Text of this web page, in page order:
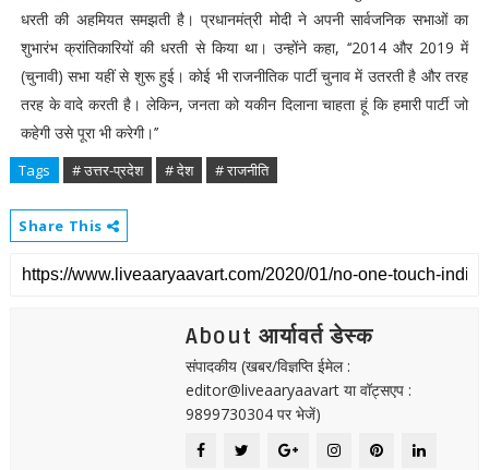
धरती की अहमियत समझती है। प्रधानमंत्री मोदी ने अपनी सार्वजनिक सभाओं का
शुभारंभ क्रांतिकारियों की धरती से किया था। उन्होंने कहा, ‘‘2014 और 2019 में
(चुनावी) सभा यहीं से शुरू हुई। कोई भी राजनीतिक पार्टी चुनाव में उतरती है और तरह
तरह के वादे करती है। लेकिन, जनता को यकीन दिलाना चाहता हूं कि हमारी पार्टी जो
कहेगी उसे पूरा भी करेगी।’’
Tags # उत्तर-प्रदेश # देश # राजनीति
Share This
About आर्यावर्त डेस्क
संपादकीय (खबर/विज्ञप्ति ईमेल :
editor@liveaaryaavart या वॉट्सएप :
9899730304 पर भेजें)